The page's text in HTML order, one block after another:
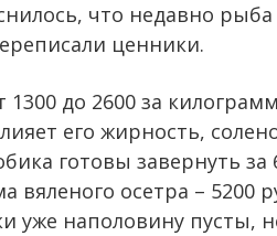
что недавно
ценники.
до 2600 за
его жирность,
готовы завернуть за
вяленого осетра – 5200
уже наполовину пусты,